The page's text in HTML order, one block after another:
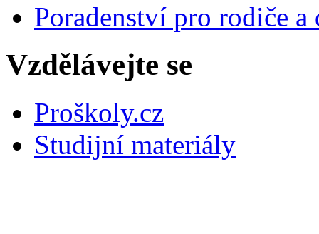
Poradenství pro rodiče
Vzdělávejte se
Proškoly.cz
Studijní materiály